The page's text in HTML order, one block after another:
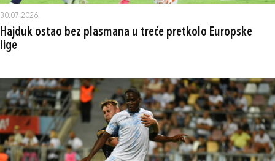
30.07.2026.
Hajduk ostao bez plasmana u treće pretkolo Europske
lige